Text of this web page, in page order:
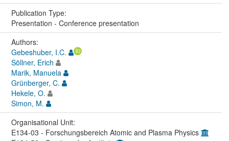
Publication Type:
Presentation - Conference presentation
Authors:
Gebeshuber, I.C.
Söllner, Erich
Marik, Manuela
Grünberger, C.
Hekele, O.
Simon, M.
Organisational Unit:
E134-03 - Forschungsbereich Atomic and Plasma Physics